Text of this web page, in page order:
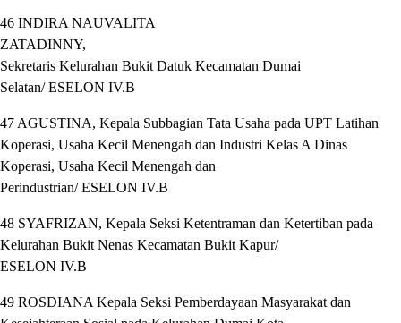
46 INDIRA NAUVALITA
ZATADINNY,
Sekretaris Kelurahan Bukit Datuk Kecamatan Dumai
Selatan/ ESELON IV.B
47 AGUSTINA, Kepala Subbagian Tata Usaha pada UPT Latihan
Koperasi, Usaha Kecil Menengah dan Industri Kelas A Dinas
Koperasi, Usaha Kecil Menengah dan
Perindustrian/ ESELON IV.B
48 SYAFRIZAN, Kepala Seksi Ketentraman dan Ketertiban pada
Kelurahan Bukit Nenas Kecamatan Bukit Kapur/
ESELON IV.B
49 ROSDIANA Kepala Seksi Pemberdayaan Masyarakat dan